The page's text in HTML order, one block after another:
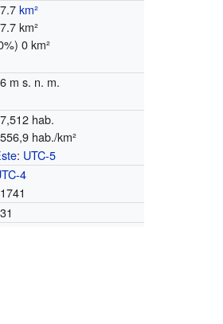
km²
km²
0 km²
m s. n. m.
hab.
hab./km²
: UTC-5
4